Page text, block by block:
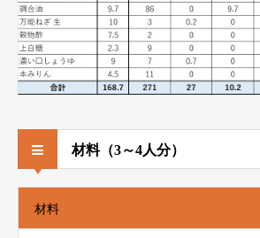
材料（3～4人分）
材料